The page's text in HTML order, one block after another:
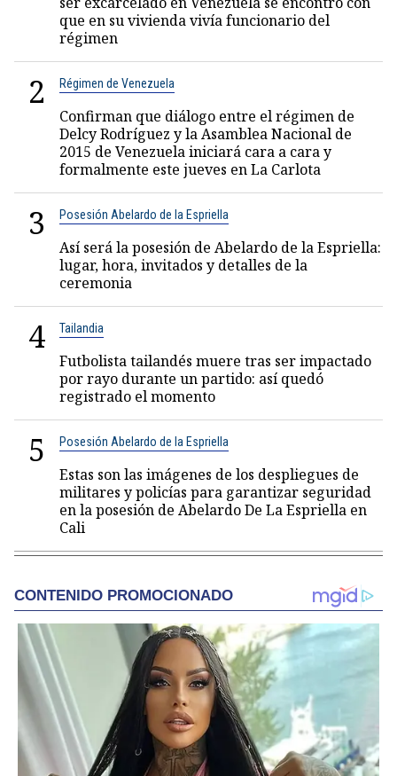
que en su vivienda vivía funcionario del
régimen
2 Régimen de Venezuela
Confirman que diálogo entre el régimen de
Delcy Rodríguez y la Asamblea Nacional de
2015 de Venezuela iniciará cara a cara y
formalmente este jueves en La Carlota
3 Posesión Abelardo de la Espriella
Así será la posesión de Abelardo de la Espriella:
lugar, hora, invitados y detalles de la
ceremonia
4 Tailandia
Futbolista tailandés muere tras ser impactado
por rayo durante un partido: así quedó
registrado el momento
5 Posesión Abelardo de la Espriella
Estas son las imágenes de los despliegues de
militares y policías para garantizar seguridad
en la posesión de Abelardo De La Espriella en
Cali